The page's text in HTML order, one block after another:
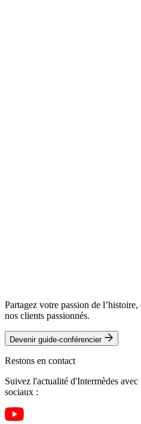
Partagez votre passion de
nos clients passionnés.
Devenir guide-conférencier
Restons en contact
Suivez l'actualité d'Intermèdes
sociaux :